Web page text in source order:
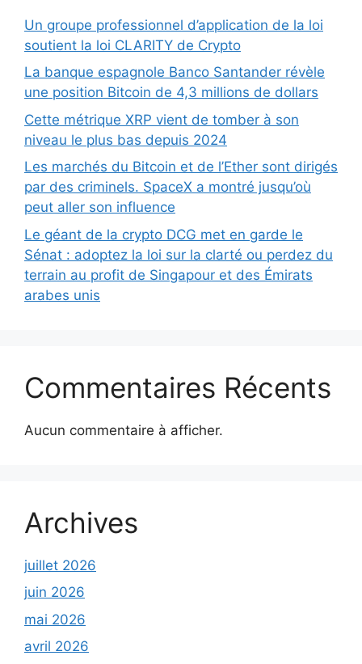
Un groupe professionnel d’application de la loi
soutient la loi CLARITY de Crypto
La banque espagnole Banco Santander révèle
une position Bitcoin de 4,3 millions de dollars
Cette métrique XRP vient de tomber à son
niveau le plus bas depuis 2024
Les marchés du Bitcoin et de l’Ether sont dirigés
par des criminels. SpaceX a montré jusqu’où
peut aller son influence
Le géant de la crypto DCG met en garde le
Sénat : adoptez la loi sur la clarté ou perdez du
terrain au profit de Singapour et des Émirats
arabes unis
Commentaires Récents
Aucun commentaire à afficher.
Archives
juillet 2026
juin 2026
mai 2026
avril 2026